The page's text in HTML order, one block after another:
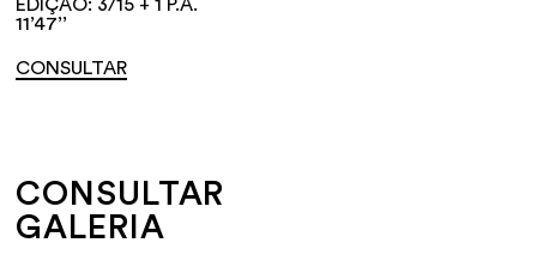
EDIÇÃO: 3/15 + 1 P.A.
11’47’’
CONSULTAR
CONSULTAR
GALERIA